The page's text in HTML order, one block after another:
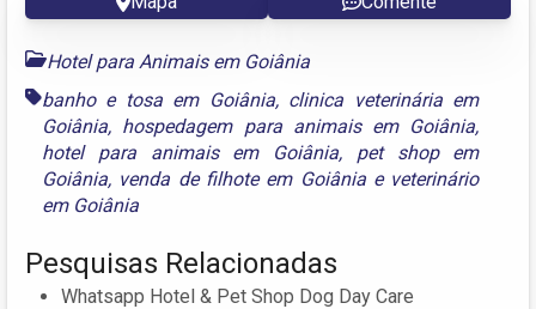
Hotel para Animais em Goiânia
banho e tosa em Goiânia, clinica veterinária em
Goiânia, hospedagem para animais em Goiânia,
hotel para animais em Goiânia, pet shop em
Goiânia, venda de filhote em Goiâniae veterinário
em Goiânia
Pesquisas Relacionadas
Whatsapp Hotel & Pet Shop Dog Day Care